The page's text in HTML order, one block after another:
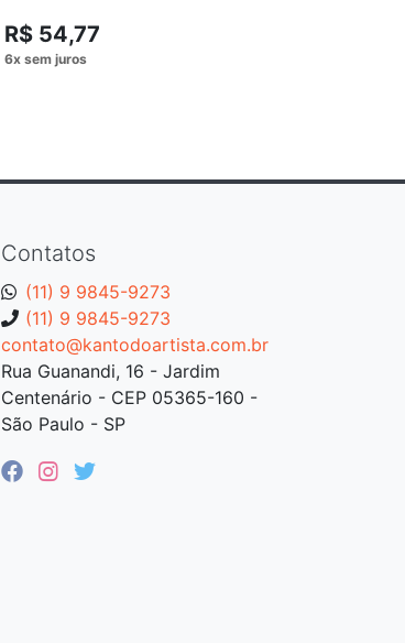
R$ 54,77
Contatos
(11) 9 9845-9273
(11) 9 9845-9273
contato@kantodoartista.com.br
Rua Guanandi, 16 - Jardim
Centenário - CEP 05365-160 -
São Paulo - SP